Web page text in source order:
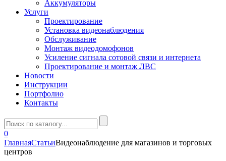
Аккумуляторы
Услуги
Проектирование
Установка видеонаблюдения
Обслуживание
Монтаж видеодомофонов
Усиление сигнала сотовой связи и интернета
Проектирование и монтаж ЛВС
Новости
Инструкции
Портфолио
Контакты
0
ГлавнаяСтатьиВидеонаблюдение для магазинов и торговых
центров